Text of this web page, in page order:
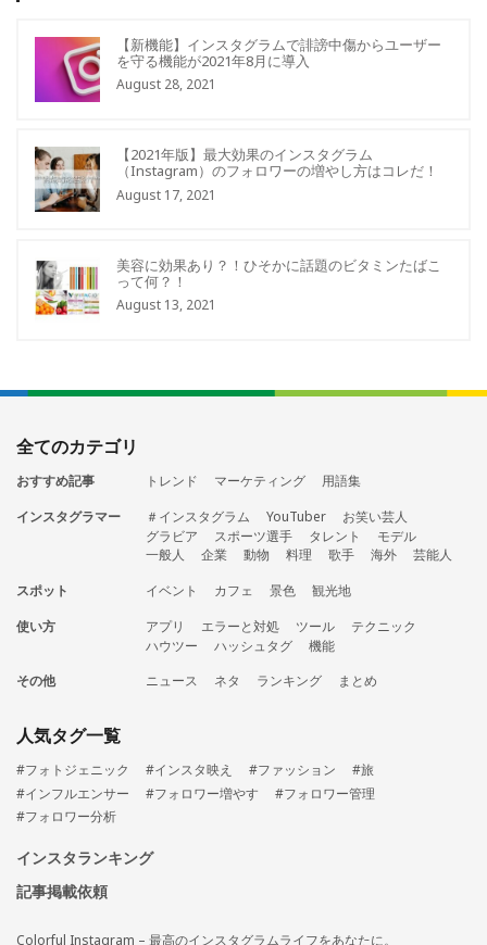
【新機能】インスタグラムで誹謗中傷からユーザー
を守る機能が2021年8月に導入
August 28, 2021
【2021年版】最大効果のインスタグラム
（Instagram）のフォロワーの増やし方はコレだ！
August 17, 2021
美容に効果あり？！ひそかに話題のビタミンたばこ
って何？！
August 13, 2021
全てのカテゴリ
おすすめ記事 トレンド マーケティング
用語集
インスタグラマー
＃インスタグラム YouTuber
お笑い芸人
グラビア
スポーツ選手 タレント
モデル
一般人
企業 動物 料理 歌手 海外
芸能人
スポット
イベント カフェ 景色
観光地
使い方
アプリ エラーと対処 ツール
テクニック
ハウツー
ハッシュタグ
機能
その他
ニュース ネタ ランキング まとめ
人気タグ一覧
#フォトジェニック #インスタ映え #ファッション
#旅
#インフルエンサー
#フォロワー増やす
#フォロワー管理
#フォロワー分析
インスタランキング
記事掲載依頼
Colorful Instagram – 最高のインスタグラムライフをあなたに。